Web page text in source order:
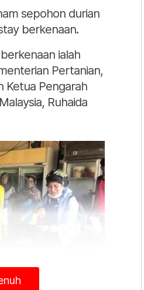
sepohon durian
berkenaan.
ialah
Pertanian,
Ketua Pengarah
Ruhaida